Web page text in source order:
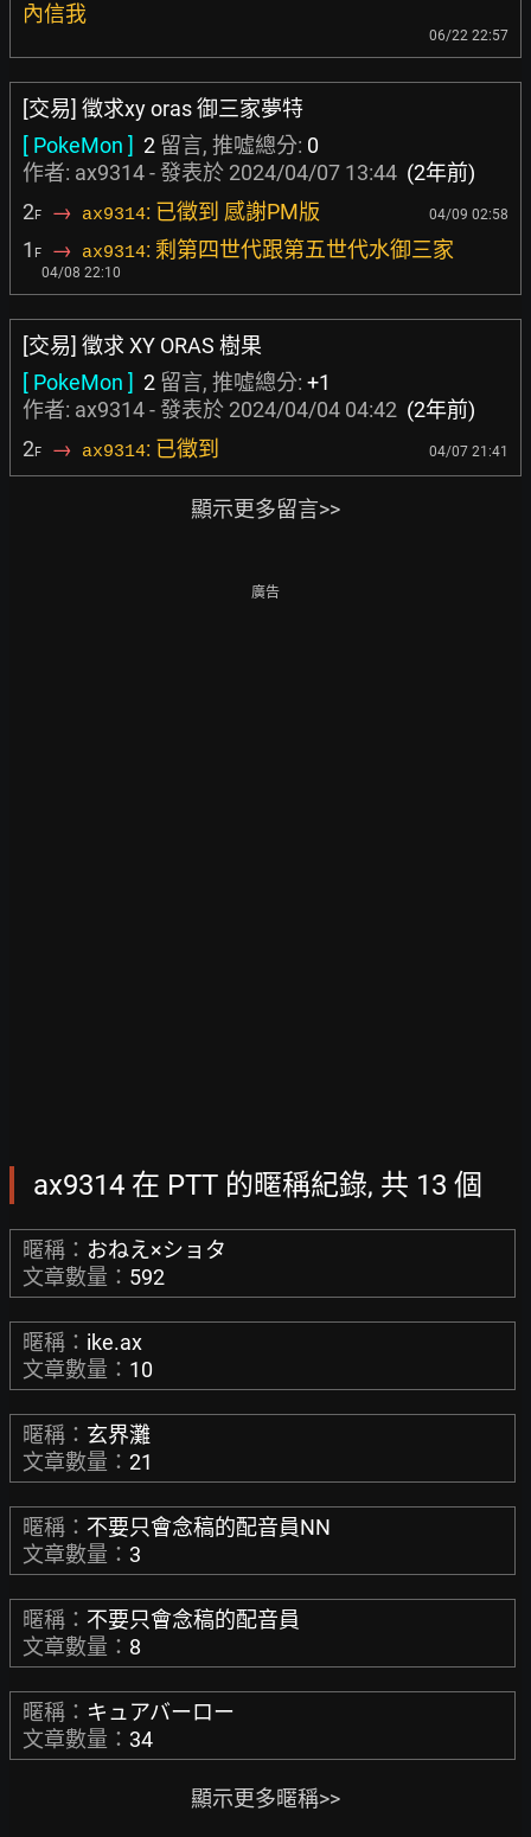
內信我
06/22 22:57
[交易] 徵求xy oras 御三家夢特
[ PokeMon ] 2 留言, 推噓總分: 0
作者: ax9314 - 發表於 2024/04/07 13:44 (2年前)
2F → ax9314: 已徵到 感謝PM版 04/09 02:58
1 F → ax9314: 剩第四世代跟第五世代水御三家
04/08 22:10
[交易] 徵求 XY ORAS 樹果
[ PokeMon ] 2 留言, 推噓總分: +1
作者: ax9314 - 發表於 2024/04/04 04:42 (2年前)
2F → ax9314: 已徵到 04/07 21:41
顯示更多留言>>
廣告
ax9314 在 PTT 的暱稱紀錄, 共 13 個
暱稱： おねえ×ショタ
文章數量： 592
暱稱： ike.ax
文章數量： 10
暱稱： 玄界灘
文章數量： 21
暱稱： 不要只會念稿的配音員NN
文章數量： 3
暱稱： 不要只會念稿的配音員
文章數量： 8
暱稱： キュアバーロー
文章數量： 34
顯示更多暱稱>>